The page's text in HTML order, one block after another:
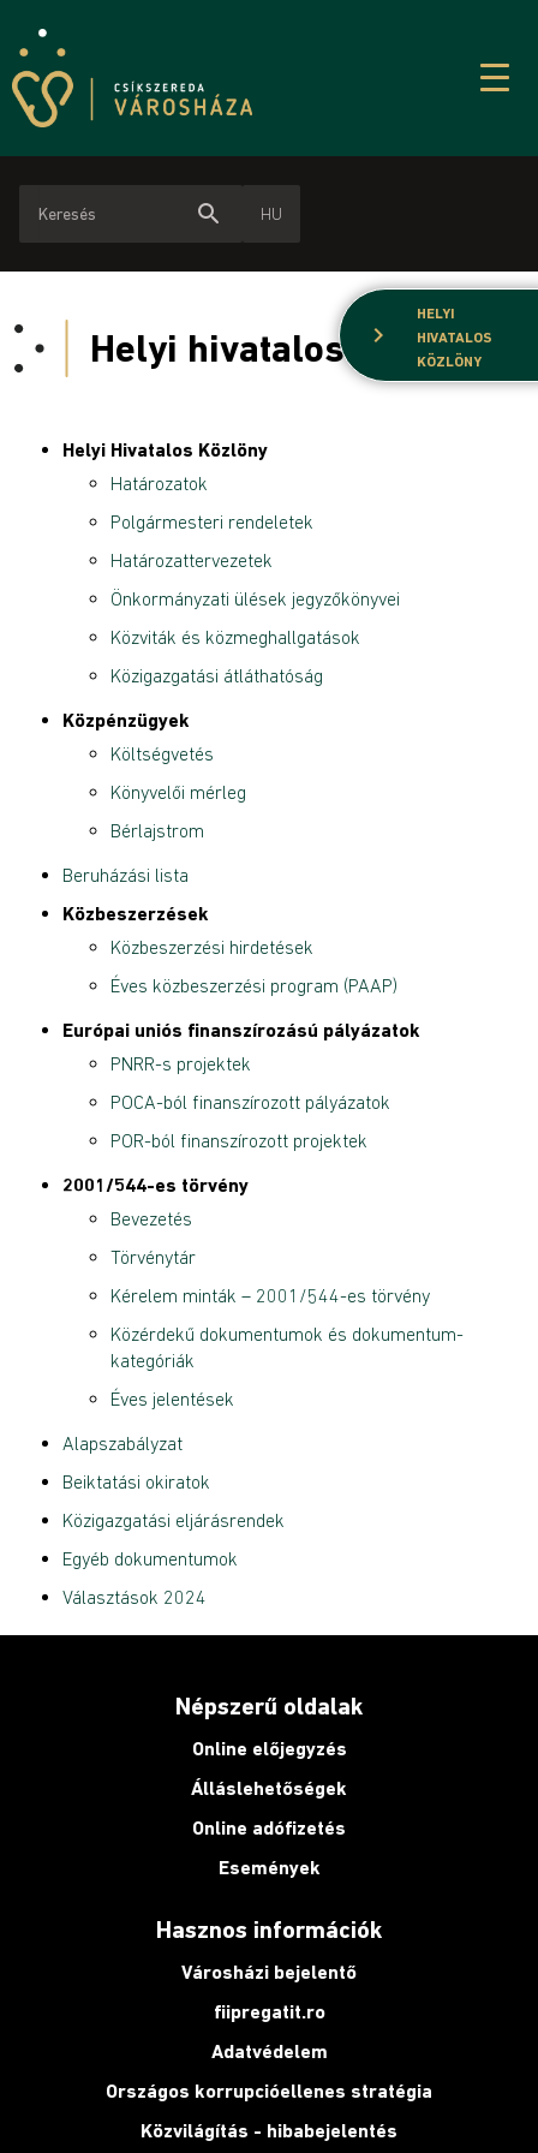
search HU
chevron_right
HELYI
HIVATALOS
KÖZLÖNY
Helyi hivatalos közlöny
Helyi Hivatalos Közlöny
Határozatok
Polgármesteri rendeletek
Határozattervezetek
Önkormányzati ülések jegyzőkönyvei
Közviták és közmeghallgatások
Közigazgatási átláthatóság
Közpénzügyek
Költségvetés
Könyvelői mérleg
Bérlajstrom
Beruházási lista
Közbeszerzések
Közbeszerzési hirdetések
Éves közbeszerzési program (PAAP)
Európai uniós finanszírozású pályázatok
PNRR-s projektek
POCA-ból finanszírozott pályázatok
POR-ból finanszírozott projektek
2001/544-es törvény
Bevezetés
Törvénytár
Kérelem minták – 2001/544-es törvény
Közérdekű dokumentumok és dokumentum-
kategóriák
Éves jelentések
Alapszabályzat
Beiktatási okiratok
Közigazgatási eljárásrendek
Egyéb dokumentumok
Választások 2024
Népszerű oldalak
Online előjegyzés
Álláslehetőségek
Online adófizetés
Események
Hasznos információk
Városházi bejelentő
fiipregatit.ro
Adatvédelem
Országos korrupcióellenes stratégia
Közvilágítás - hibabejelentés